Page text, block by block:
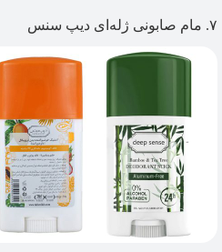
۷. مام صابونی ژله‌ای دیپ سنس